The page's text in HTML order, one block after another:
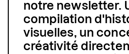
notre newsletter.
compilation
visuelles, un
créativité